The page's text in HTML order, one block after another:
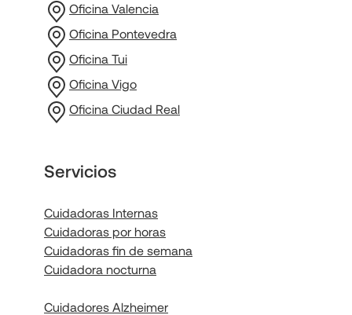
Oficina Valencia
Oficina Pontevedra
Oficina Tui
Oficina Vigo
Oficina Ciudad Real
Servicios
Cuidadoras Internas
Cuidadoras por horas
Cuidadoras fin de semana
Cuidadora nocturna
Cuidadores Alzheimer